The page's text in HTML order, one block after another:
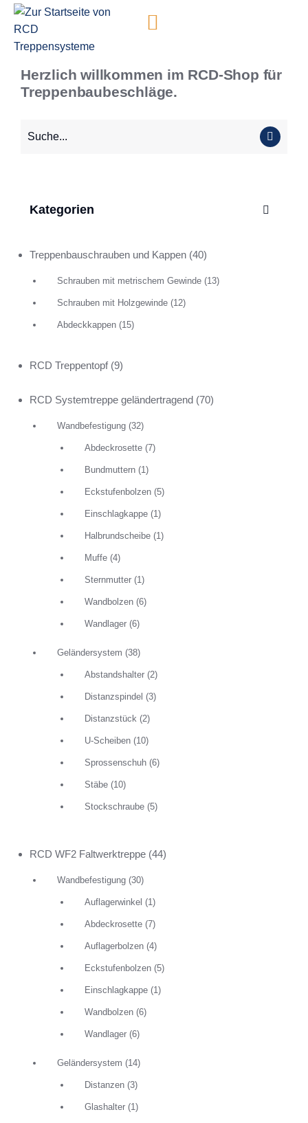
springen
Herzlich willkommen im RCD-Shop für
Treppenbaubeschläge.
Kategorien
Treppenbauschrauben und Kappen (40)
Schrauben mit metrischem Gewinde (13)
Schrauben mit Holzgewinde (12)
Abdeckkappen (15)
RCD Treppentopf (9)
RCD Systemtreppe geländertragend (70)
Wandbefestigung (32)
Abdeckrosette (7)
Bundmuttern (1)
Eckstufenbolzen (5)
Einschlagkappe (1)
Halbrundscheibe (1)
Muffe (4)
Sternmutter (1)
Wandbolzen (6)
Wandlager (6)
Geländersystem (38)
Abstandshalter (2)
Distanzspindel (3)
Distanzstück (2)
U-Scheiben (10)
Sprossenschuh (6)
Stäbe (10)
Stockschraube (5)
RCD WF2 Faltwerktreppe (44)
Wandbefestigung (30)
Auflagerwinkel (1)
Abdeckrosette (7)
Auflagerbolzen (4)
Eckstufenbolzen (5)
Einschlagkappe (1)
Wandbolzen (6)
Wandlager (6)
Geländersystem (14)
Distanzen (3)
Glashalter (1)